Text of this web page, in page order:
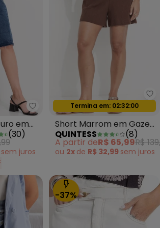
Quintess - Jorts Jeans Escuro
em
(30)
sem juros
Oferta relâmpago
Termina em: 02:31:58
Short Marrom em Gaze
de Algodão
QUINTESS (8)
A partir deR$ 65,99R$
ou 2x de R$ 32,99 sem juros
-37%